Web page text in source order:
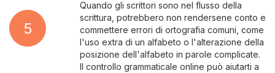
5
Quando gli scrittori sono nel flusso della
scrittura, potrebbero non rendersene conto e
commettere errori di ortografia comuni, come
l'uso extra di un alfabeto o l'alterazione della
posizione dell'alfabeto in parole complicate.
Il controllo grammaticale online può aiutarti a